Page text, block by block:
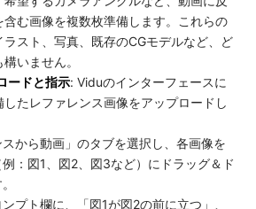
む画像を複数枚準備します。これらの
スト、写真、既存のCGモデルなど、ど
いません。
ードと指示: Viduのインターフェースに
たレファレンス画像をアップロードし
スから動画」のタブを選択し、各画像を
：図1、図2、図3など）にドラッグ＆ド
プト欄に、「図1が図2の前に立つ」、